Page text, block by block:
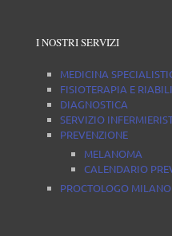
I NOSTRI SERVIZI
MEDICINA
FISIOTERAPIA E
DIAGNOSTICA
SERVIZIO
PREVENZIONE
MELANOMA
CALENDARIO
PROCTOLOGO MILANO